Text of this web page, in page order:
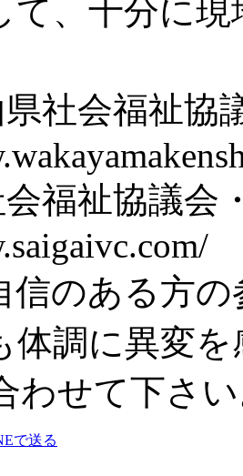
て、十分に
社会福祉協
福祉協議会
信のある方
体調に異変
わせて下さ